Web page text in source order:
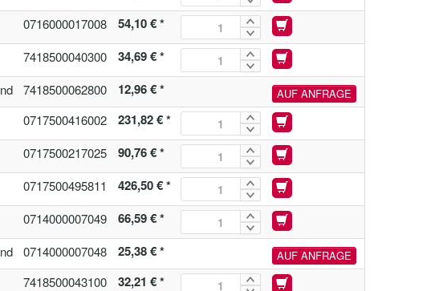
0716000017008 54,10 € *
7418500040300 34,69 € *
7418500062800 12,96 € * AUF ANFRAGE
0717500416002 231,82 € *
0717500217025 90,76 € *
0717500495811 426,50 € *
0714000007049 66,59 € *
0714000007048 25,38 € * AUF ANFRAGE
7418500043100 32,21 € *